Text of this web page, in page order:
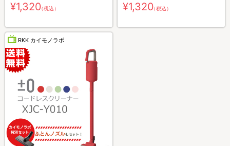
¥1,320（税込） ¥1,320（税込）
RKK カイモノラボ